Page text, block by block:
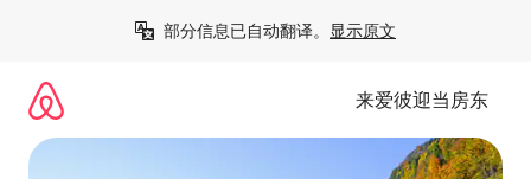
部分信息已自动翻译。 显示原文
来爱彼迎当房东